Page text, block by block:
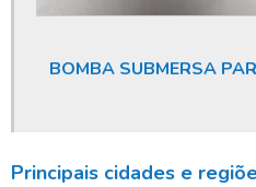
Outorga de direito de uso do poço
BOMBA SUBMERSA
Principais cidades e